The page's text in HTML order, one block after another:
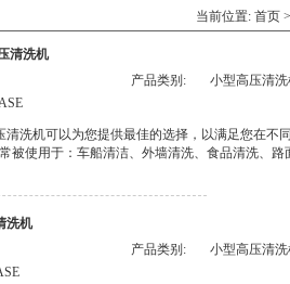
当前位置: 首页 >
清洗机
产品类别:
小型高压清洗
清洗机可以为您提供最佳的选择，以满足您在不
被使用于：车船清洁、外墙清洗、食品清洗、路
洗机
产品类别:
小型高压清洗